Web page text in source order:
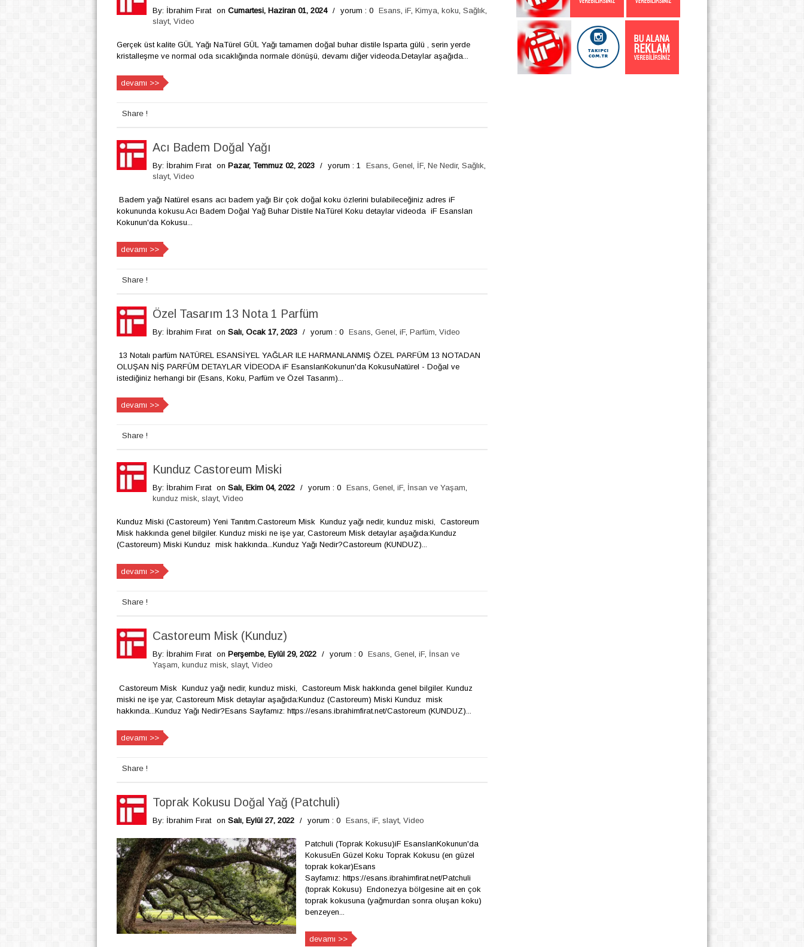
By: İbrahim Fırat on Cumartesi, Haziran 01, 2024 / yorum : 0 Esans iF, Kimya koku Sağlık
slayt, Video
Gerçek üst kalite GÜL Yağı NaTürel GÜL Yağı tamamen doğal buhar distile Isparta gülü , serin yerde
kristalleşme ve normal oda sıcaklığında normale dönüşü, devamı diğer videoda.Detaylar aşağıda...
devamı >>
Share !
Acı Badem Doğal Yağı
By: İbrahim Fırat on Pazar, Temmuz 02, 2023 / yorum : 1 Esans Genel İF, Ne Nedir, Sağlık
slayt, Video
Badem yağı Natürel esans acı badem yağı Bir çok doğal koku özlerini bulabileceğiniz adres iF
kokununda kokusu.Acı Badem Doğal Yağ Buhar Distile NaTürel Koku detaylar videoda iF Esansları
Kokunun'da Kokusu...
devamı >>
Share !
Özel Tasarım 13 Nota 1 Parfüm
By: İbrahim Fırat on Salı, Ocak 17, 2023 / yorum : 0 Esans Genel iF, Parfüm Video
13 Notalı parfüm NATÜREL ESANSİYEL YAĞLAR ILE HARMANLANMIŞ ÖZEL PARFÜM 13 NOTADAN
OLUŞAN NİŞ PARFÜM DETAYLAR VİDEODA iF EsanslarıKokunun'da KokusuNatürel - Doğal ve
istediğiniz herhangi bir (Esans, Koku, Parfüm ve Özel Tasarım)...
devamı >>
Share !
Kunduz Castoreum Miski
By: İbrahim Fırat on Salı, Ekim 04, 2022 / yorum : 0 Esans Genel iF, İnsan ve Yaşam
kunduz misk slayt, Video
Kunduz Miski (Castoreum) Yeni Tanıtım.Castoreum Misk Kunduz yağı nedir, kunduz miski, Castoreum
Misk hakkında genel bilgiler. Kunduz miski ne işe yar, Castoreum Misk detaylar aşağıda:Kunduz
(Castoreum) Miski Kunduz misk hakkında...Kunduz Yağı Nedir?Castoreum (KUNDUZ)...
devamı >>
Share !
Castoreum Misk (Kunduz)
By: İbrahim Fırat on Perşembe, Eylül 29, 2022 / yorum : 0 Esans Genel iF, İnsan ve
Yaşam kunduz misk slayt, Video
Castoreum Misk Kunduz yağı nedir, kunduz miski, Castoreum Misk hakkında genel bilgiler. Kunduz
miski ne işe yar, Castoreum Misk detaylar aşağıda:Kunduz (Castoreum) Miski Kunduz misk
hakkında...Kunduz Yağı Nedir?Esans Sayfamız: https://esans.ibrahimfirat.net/Castoreum (KUNDUZ)...
devamı >>
Share !
Toprak Kokusu Doğal Yağ (Patchuli)
By: İbrahim Fırat on Salı, Eylül 27, 2022 / yorum : 0 Esans iF, slayt, Video
Patchuli (Toprak Kokusu)iF EsanslarıKokunun'da
KokusuEn Güzel Koku Toprak Kokusu (en güzel
toprak kokar)Esans
Sayfamız: https://esans.ibrahimfirat.net/Patchuli
(toprak Kokusu) Endonezya bölgesine ait en çok
toprak kokusuna (yağmurdan sonra oluşan koku)
benzeyen...
devamı >>